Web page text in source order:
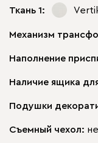
Ткань 1:
Механизм
Наполнение
Наличие ящика
Подушки
Съемный чехол: